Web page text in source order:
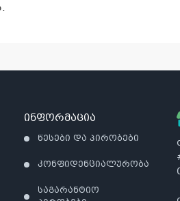
ინფორმაცია
წესები და პირობები
კონფიდენციალურობა
საგარანტიო